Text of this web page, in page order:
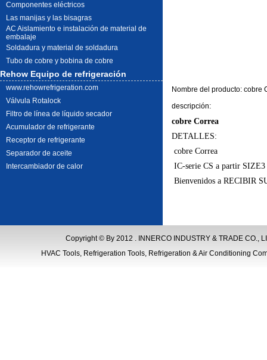
Componentes eléctricos
Las manijas y las bisagras
AC Aislamiento e instalación de material de
embalaje
Soldadura y material de soldadura
Tubo de cobre y bobina de cobre
Rehow Equipo de refrigeración
www.rehowrefrigeration.com
Válvula Rotalock
Filtro de línea de líquido secador
Acumulador de refrigerante
Receptor de refrigerante
Separador de aceite
Intercambiador de calor
Nombre del producto: cobre
descripción:
cobre Correa
DETALLES:
cobre Correa
IC-serie CS a partir
Bienvenidos a RECIBIR
Copyright © By 2012 . INNERCO INDUSTRY & TRADE CO.,
HVAC Tools, Refrigeration Tools, Refrigeration & Air Conditioning